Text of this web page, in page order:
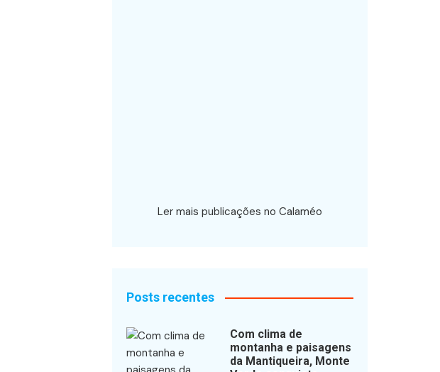
Ler mais publicações no Calaméo
Posts recentes
Com clima de
montanha e paisagens
da Mantiqueira, Monte